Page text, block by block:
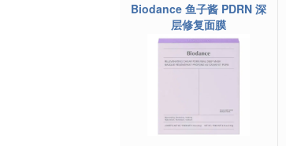
Biodance 鱼子酱 PDRN 深
层修复面膜